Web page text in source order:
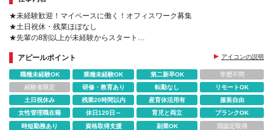
★未経験歓迎！マイペースに働く！オフィスワーク募集
★土日祝休・残業ほぼなし
★先輩の8割以上が未経験からスタート
アピールポイント
アイコンの説明
職種未経験OK 業種未経験OK 第二新卒OK
学歴不問
経験者限定
研修・教育あり 転勤なし
リモートOK
土日祝休み
残業20時間以内 産育休活用有
服装自由
女性管理職在籍
休日120日～ 育児と両立
ブランクOK
時短勤務あり
資格取得支援 副業OK 国認定取得